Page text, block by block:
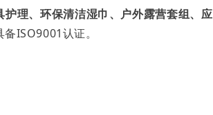
理、环保清洁湿巾、户外露营套组、应
ISO9001认证。